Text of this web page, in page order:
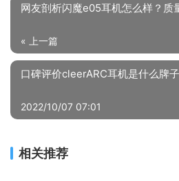
网友剖析闪魔e05耳机怎么样？质
« 上一篇
口碑评价cleerARC耳机是什么牌
2022/10/07 07:01
相关推荐